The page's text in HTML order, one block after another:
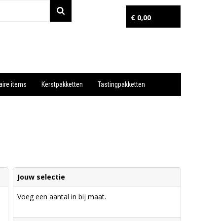
€ 0,00
items Kerstpakketten Tastingpakketten
Jouw selectie
Voeg een aantal in bij maat.